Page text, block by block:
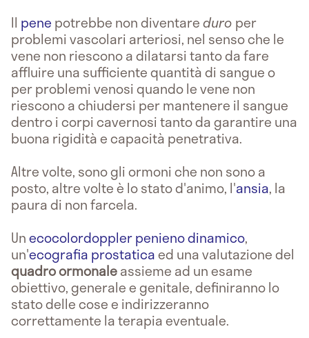
Il pene potrebbe non diventareduro per
problemi vascolari arteriosi, nel senso che le
vene non riescono a dilatarsi tanto da fare
affluire una sufficiente quantità di sangue o
per problemi venosi quando le vene non
riescono a chiudersi per mantenere il sangue
dentro i corpi cavernosi tanto da garantire una
buona rigidità e capacità penetrativa.
Altre volte, sono gli ormoni che non sono a
posto, altre volte è lo stato d'animo, l'ansia, la
paura di non farcela.
Unecocolordoppler penieno dinamico,
un'ecografia prostaticaed una valutazione del
quadro ormonaleassieme ad un esame
obiettivo, generale e genitale, definiranno lo
stato delle cose e indirizzeranno
correttamente la terapia eventuale.